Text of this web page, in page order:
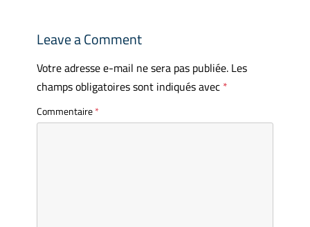
Leave a Comment
Votre adresse e-mail ne sera pas publiée. Les
champs obligatoires sont indiqués avec *
Commentaire*